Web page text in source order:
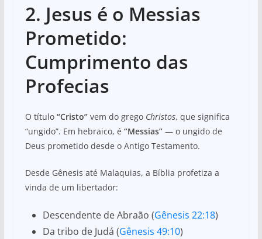
2. Jesus é o Messias
Prometido:
Cumprimento das
Profecias
O título “Cristo”vem do grego Christos, que significa
“ungido”. Em hebraico, é “Messias”— o ungido de
Deus prometido desde o Antigo Testamento.
Desde Gênesis até Malaquias, a Bíblia profetiza a
vinda de um libertador:
Descendente de Abraão (Gênesis 22:18)
Da tribo de Judá (Gênesis 49:10)